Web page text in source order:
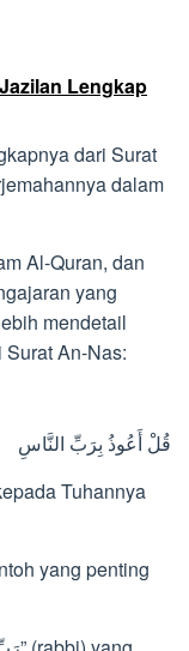
Lengkap
dari Surat
dalam
Al-Quran, dan
yang
mendetail
An-Nas:
قُلْ أَعُوذُ بِرَبِّ النَّاسِ
Tuhannya
yang penting